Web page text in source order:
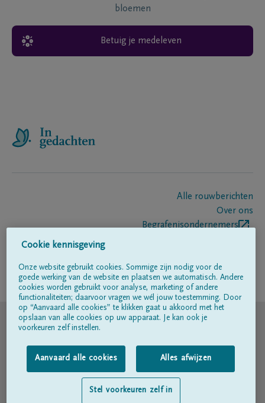
bloemen
Betuig je medeleven
Alle rouwberichten
Over ons
Begrafenisondernemers
Volg ons op
© DELA
Gebruiksvoorwaarden
Privacyverklaring
Toegankelijkheidsverklaring
Cookie kennisgeving
Onze website gebruikt cookies. Sommige zijn nodig voor de
goede werking van de website en plaatsen we automatisch. Andere
cookies worden gebruikt voor analyse, marketing of andere
functionaliteiten; daarvoor vragen we wél jouw toestemming. Door
op “Aanvaard alle cookies” te klikken gaat u akkoord met het
opslaan van alle cookies op uw apparaat. Je kan ook je
voorkeuren zelf instellen.
Aanvaard alle cookies Alles afwijzen
Stel voorkeuren zelf in